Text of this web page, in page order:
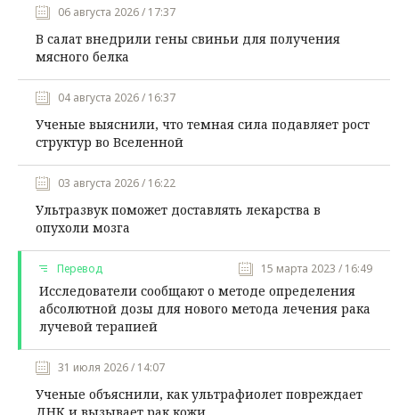
06 августа 2026 / 17:37
В салат внедрили гены свиньи для получения
мясного белка
04 августа 2026 / 16:37
Ученые выяснили, что темная сила подавляет рост
структур во Вселенной
03 августа 2026 / 16:22
Ультразвук поможет доставлять лекарства в
опухоли мозга
Перевод 15 марта 2023 / 16:49
Исследователи сообщают о методе определения
абсолютной дозы для нового метода лечения рака
лучевой терапией
31 июля 2026 / 14:07
Ученые объяснили, как ультрафиолет повреждает